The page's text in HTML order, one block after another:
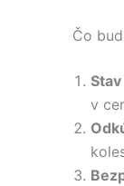
Čo
v